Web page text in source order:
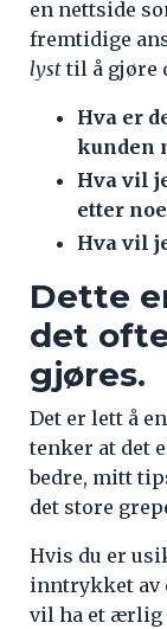
en nettside
fremtidige
lyst til å gjøre
Hva er
kunden
Hva vil
etter
Hva vil
Dette
det
gjøres.
Det er lett å
tenker at det
bedre, mitt
det store
Hvis du er
inntrykket av
vil ha et ærlig